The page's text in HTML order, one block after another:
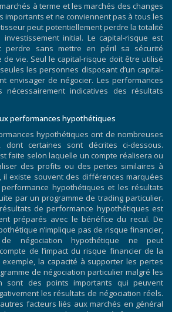
à terme et les marchés des changes
importants et ne conviennent pas à tous les
peut potentiellement perdre la totalité
initial. Le capital-risque est
perdre sans mettre en péril sa sécurité
vie. Seul le capital-risque doit être utilisé
les personnes disposant d’un capital-
envisager de négocier. Les performances
indicatives des résultats
performances hypothétiques
hypothétiques ont de nombreuses
dont certaines sont décrites ci-dessous.
faite selon laquelle un compte réalisera ou
des profits ou des pertes similaires à
il existe souvent des différences marquées
hypothétiques et les résultats
par un programme de trading particulier.
de performance hypothétiques est
préparés avec le bénéfice du recul. De
n’implique pas de risque financier,
négociation hypothétique ne peut
de l’impact du risque financier de la
la capacité à supporter les pertes
de négociation particulier malgré les
sont des points importants qui peuvent
les résultats de négociation réels.
facteurs liés aux marchés en général